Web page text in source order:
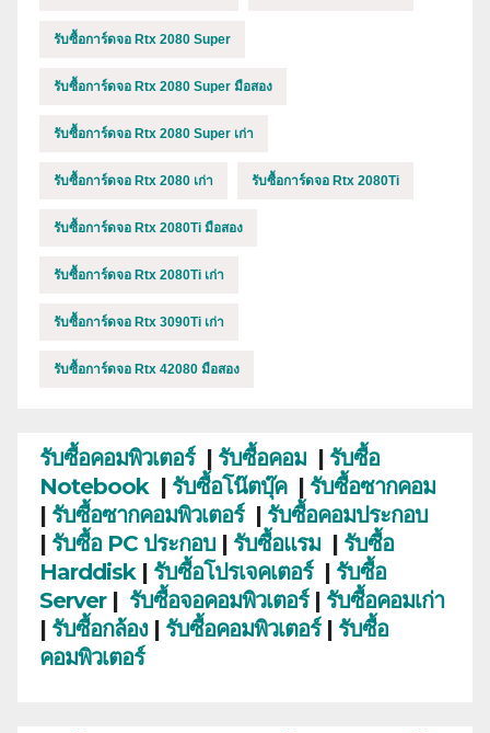
รับซื้อการ์ดจอ Rtx 2080 Super
รับซื้อการ์ดจอ Rtx 2080 Super มือสอง
รับซื้อการ์ดจอ Rtx 2080 Super เก่า
รับซื้อการ์ดจอ Rtx 2080 เก่า รับซื้อการ์ดจอ Rtx 2080Ti
รับซื้อการ์ดจอ Rtx 2080Ti มือสอง
รับซื้อการ์ดจอ Rtx 2080Ti เก่า
รับซื้อการ์ดจอ Rtx 3090Ti เก่า
รับซื้อการ์ดจอ Rtx 42080 มือสอง
รับซื้อคอมพิวเตอร์| รับซื้อคอม | รับซื้อ
Notebook| รับซื้อโน๊ตบุ๊ค | รับซื้อซากคอม
| รับซื้อซากคอมพิวเตอร์| รับซื้อคอมประกอบ
| รับซื้อ PC ประกอบ | รับซื้อแรม | รับซื้อ
Harddisk | รับซื้อโปรเจคเตอร์| รับซื้อ
Server | รับซื้อจอคอมพิวเตอร์ | รับซื้อคอมเก่า
| รับซื้อกล้อง| รับซื้อคอมพิวเตอร์| รับซื้อ
คอมพิวเตอร์